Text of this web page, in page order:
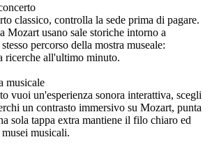
classico, controlla la sede prima di pagare.
Mozart usano sale storiche intorno a
percorso della mostra museale:
ricerche all'ultimo minuto.
musicale
vuoi un'esperienza sonora interattiva, scegli
un contrasto immersivo su Mozart, punta
sola tappa extra mantiene il filo chiaro ed
musicali.